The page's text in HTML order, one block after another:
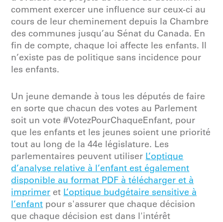
comment exercer une influence sur ceux-ci au
cours de leur cheminement depuis la Chambre
des communes jusqu’au Sénat du Canada. En
fin de compte, chaque loi affecte les enfants. Il
n’existe pas de politique sans incidence pour
les enfants.
Un jeune demande à tous les députés de faire
en sorte que chacun des votes au Parlement
soit un vote #VotezPourChaqueEnfant, pour
que les enfants et les jeunes soient une priorité
tout au long de la 44e législature. Les
parlementaires peuvent utiliser L’optique
d’analyse relative à l’enfant est également
disponible au format PDF à télécharger et à
imprimer et L’optique budgétaire sensitive à
l’enfant pour s'assurer que chaque décision
que chaque décision est dans l'intérêt